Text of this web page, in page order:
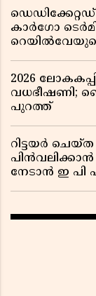
കാർഗോ
2026
വധഭീഷണി;
പുറത്ത്
റിട്ടയർ
നേടാൻ ഇ പി